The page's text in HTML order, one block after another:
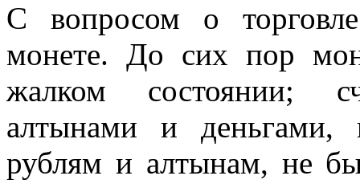
С вопросом о
монете. До сих пор
жалком состоянии;
алтынами и деньгами,
рублям и алтынам, не